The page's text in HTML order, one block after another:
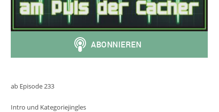
ab Episode 233
Intro und Kategoriejingles